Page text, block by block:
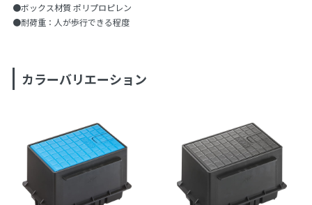
●ボックス材質 ポリプロピレン
●耐荷重：人が歩行できる程度
カラーバリエーション